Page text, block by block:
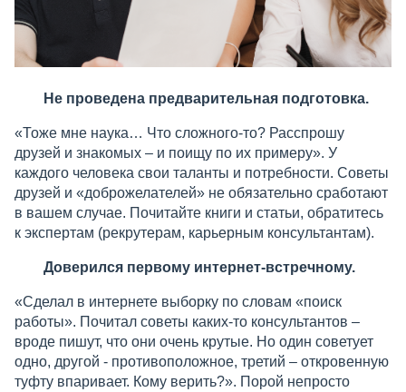
Не проведена предварительная подготовка.
«Тоже мне наука… Что сложного-то? Расспрошу
друзей и знакомых – и поищу по их примеру». У
каждого человека свои таланты и потребности. Советы
друзей и «доброжелателей» не обязательно сработают
в вашем случае. Почитайте книги и статьи, обратитесь
к экспертам (рекрутерам, карьерным консультантам).
Доверился первому интернет-встречному.
«Сделал в интернете выборку по словам «поиск
работы». Почитал советы каких-то консультантов –
вроде пишут, что они очень крутые. Но один советует
одно, другой - противоположное, третий – откровенную
туфту впаривает. Кому верить?». Порой непросто